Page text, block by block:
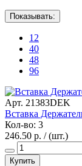
Показывать:
12
40
48
96
Арт. 21383DEK
Вставка
Кол-во: 3
246.50 р. / (шт.)
Купить